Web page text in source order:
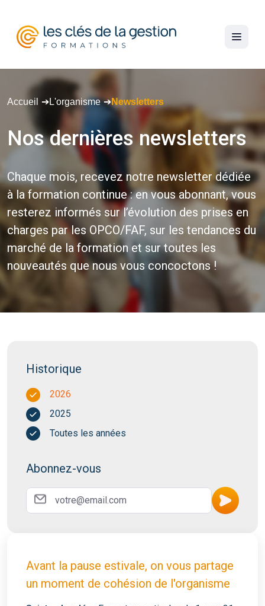
Accueil L'organisme Newsletters
Nos dernières newsletters
Chaque mois, recevez notre newsletter dédiée
à la formation continue : en vous abonnant, vous
resterez informés sur l’évolution des prises en
charges par les OPCO/FAF, sur les tendances du
marché de la formation et sur toutes les
nouveautés que nous vous concoctons !
Historique
2026
2025
Toutes les années
Abonnez-vous
Avant la pause estivale, on vous partage
un moment de cohésion de l'organisme